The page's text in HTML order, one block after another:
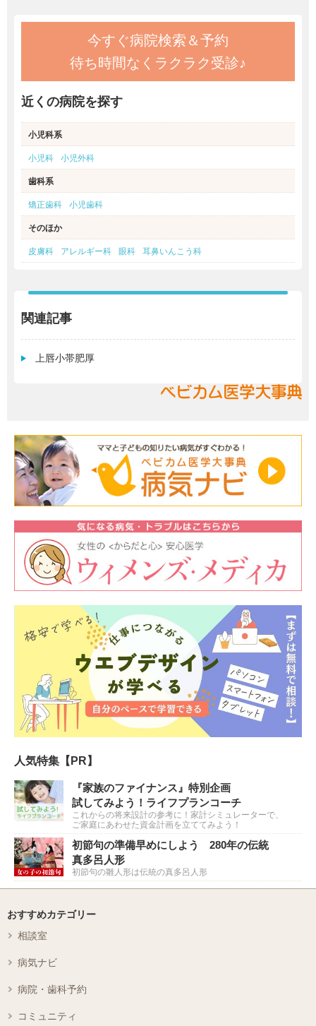
今すぐ病院検索＆予約
待ち時間なくラクラク受診♪
近くの病院を探す
小児科系
小児科 小児外科
歯科系
矯正歯科 小児歯科
そのほか
皮膚科 アレルギー科 眼科 耳鼻いんこう科
関連記事
上唇小帯肥厚
人気特集【PR】
『家族のファイナンス』特別企画
試してみよう！ライフプランコーチ
これからの将来設計の参考に！家計シミュレーターで、
ご家庭にあわせた資金計画を立ててみよう！
初節句の準備早めにしよう 280年の伝統
真多呂人形
初節句の雛人形は伝統の真多呂人形
おすすめカテゴリー
相談室
病気ナビ
病院・歯科予約
コミュニティ